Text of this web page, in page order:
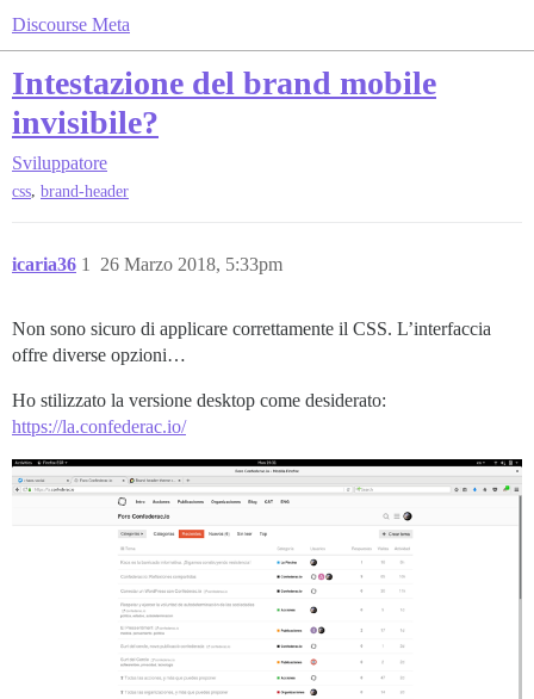
Discourse Meta
Intestazione del brand mobile
invisibile?
Sviluppatore
css, brand-header
icaria36 26 Marzo 2018, 5:33pm
1
Non sono sicuro di applicare correttamente il CSS. L’interfaccia
offre diverse opzioni…
Ho stilizzato la versione desktop come desiderato:
https://la.confederac.io/